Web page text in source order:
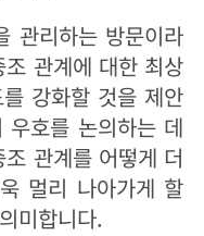
관리하는 방문이라
관계에 대한 최상
강화할 것을 제안
우호를 논의하는 데
관계를 어떻게 더
멀리 나아가게 할
미합니다.